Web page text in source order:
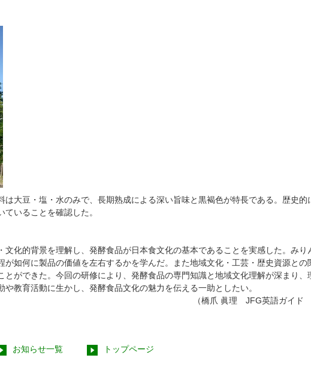
大豆・塩・水のみで、長期熟成による深い旨味と黒褐色が特長である。歴史的
いることを確認した。
化的背景を理解し、発酵食品が日本食文化の基本であることを実感した。みり
如何に製品の価値を左右するかを学んだ。また地域文化・工芸・歴史資源との
ができた。今回の研修により、発酵食品の専門知識と地域文化理解が深まり、
教育活動に生かし、発酵食品文化の魅力を伝える一助としたい。
（橋爪 眞理 JFG英語ガイド
お知らせ一覧 トップページ